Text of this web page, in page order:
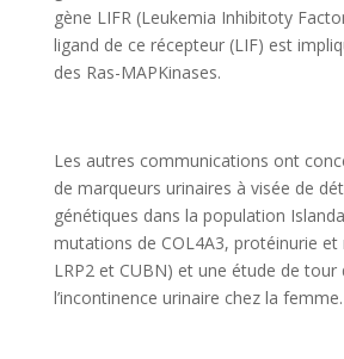
gène LIFR (Leukemia Inhibitoty
ligand de ce récepteur (LIF) est
des Ras-MAPKinases.
Les autres communications ont
de marqueurs urinaires à visée de
génétiques dans la population
mutations de COL4A3, protéinurie
LRP2 et CUBN) et une étude de tour
l’incontinence urinaire chez la femme.